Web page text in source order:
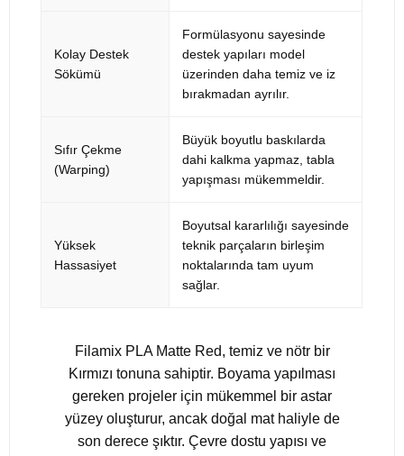
Kolay Destek
Sökümü
Formülasyonu sayesinde
destek yapıları model
üzerinden daha temiz ve iz
bırakmadan ayrılır.
Sıfır Çekme
(Warping)
Büyük boyutlu baskılarda
dahi kalkma yapmaz, tabla
yapışması mükemmeldir.
Yüksek
Hassasiyet
Boyutsal kararlılığı sayesinde
teknik parçaların birleşim
noktalarında tam uyum
sağlar.
Filamix PLA Matte Red, temiz ve nötr bir
Kırmızı tonuna sahiptir. Boyama yapılması
gereken projeler için mükemmel bir astar
yüzey oluşturur, ancak doğal mat haliyle de
son derece şıktır. Çevre dostu yapısı ve